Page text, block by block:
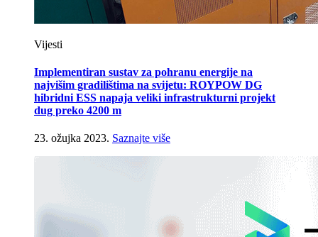
Vijesti
Implementiran sustav za pohranu energije na
najvišim gradilištima na svijetu: ROYPOW DG
hibridni ESS napaja veliki infrastrukturni projekt
dug preko 4200 m
23. ožujka 2023. Saznajte više